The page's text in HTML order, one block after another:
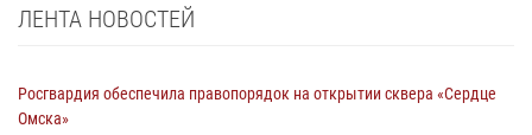
ЛЕНТА НОВОСТЕЙ
Росгвардия обеспечила правопорядок на открытии сквера «Сердце
Омска»